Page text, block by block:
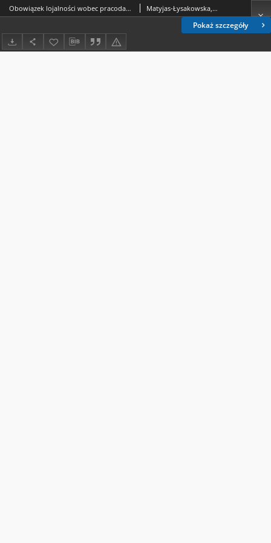
Pokaż szczegóły
Obowiązek lojalności wobec pracodawcy w stosunkach pracy nauczycieli akademickich Matyjas-Łysakowska, Paulina (1983- )